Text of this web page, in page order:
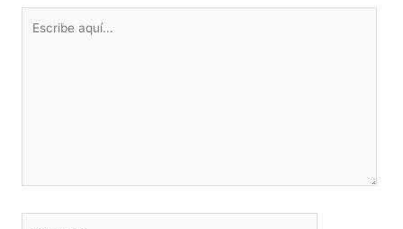
aquí...